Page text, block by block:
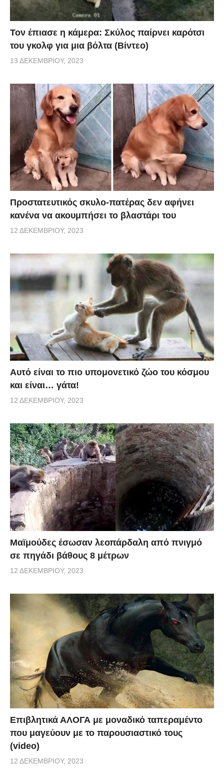
Τον έπιασε η κάμερα: Σκύλος παίρνει καρότσι
του γκολφ για μια βόλτα (Βίντεο)
13 ΔΕΚΕΜΒΡΊΟΥ, 2023
Προστατευτικός σκυλο-πατέρας δεν αφήνει
κανένα να ακουμπήσει το βλαστάρι του
12 ΔΕΚΕΜΒΡΊΟΥ, 2023
Αυτό είναι το πιο υπομονετικό ζώο του κόσμου
και είναι… γάτα!
12 ΔΕΚΕΜΒΡΊΟΥ, 2023
Μαϊμούδες έσωσαν λεοπάρδαλη από πνιγμό
σε πηγάδι βάθους 8 μέτρων
12 ΔΕΚΕΜΒΡΊΟΥ, 2023
Επιβλητικά ΑΛΟΓΑ με μοναδικό ταπεραμέντο
που μαγεύουν με το παρουσιαστικό τους
(video)
12 ΔΕΚΕΜΒΡΊΟΥ, 2023